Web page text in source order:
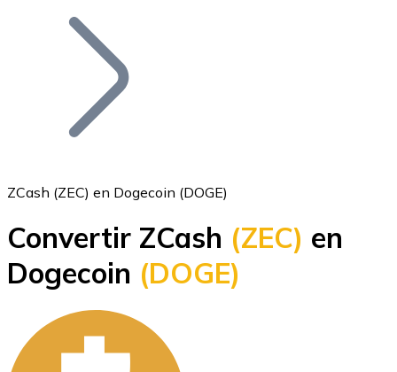
Ajoutez le token de votre projet à notre service
Bitcoin
BTC
ZCash (ZEC) en Dogecoin (DOGE)
Convertir ZCash (ZEC) en
Dogecoin (DOGE)